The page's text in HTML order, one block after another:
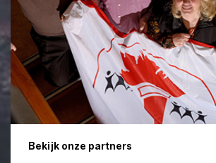
Bekijk onze partners